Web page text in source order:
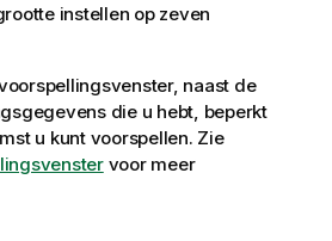
instellen op zeven
naast de
die u hebt, beperkt
u kunt voorspellen. Zie
voor meer